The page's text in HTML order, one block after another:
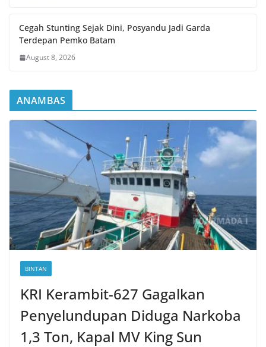
Cegah Stunting Sejak Dini, Posyandu Jadi Garda
Terdepan Pemko Batam
August 8, 2026
ANAMBAS
BINTAN
KRI Kerambit-627 Gagalkan
Penyelundupan Diduga Narkoba
1,3 Ton, Kapal MV King Sun